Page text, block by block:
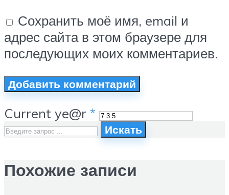
Сохранить моё имя, email и
адрес сайта в этом браузере для
последующих моих комментариев.
Current ye@r *
Искать
Похожие записи